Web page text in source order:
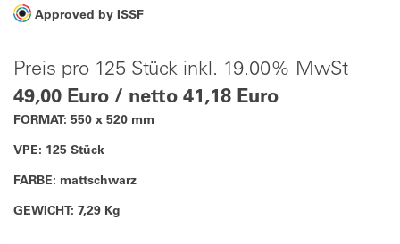
Approved by ISSF
Preis pro 125 Stück inkl. 19.00% MwSt
49,00 Euro / netto 41,18 Euro
FORMAT: 550 x 520 mm
VPE: 125 Stück
FARBE: mattschwarz
GEWICHT: 7,29 Kg